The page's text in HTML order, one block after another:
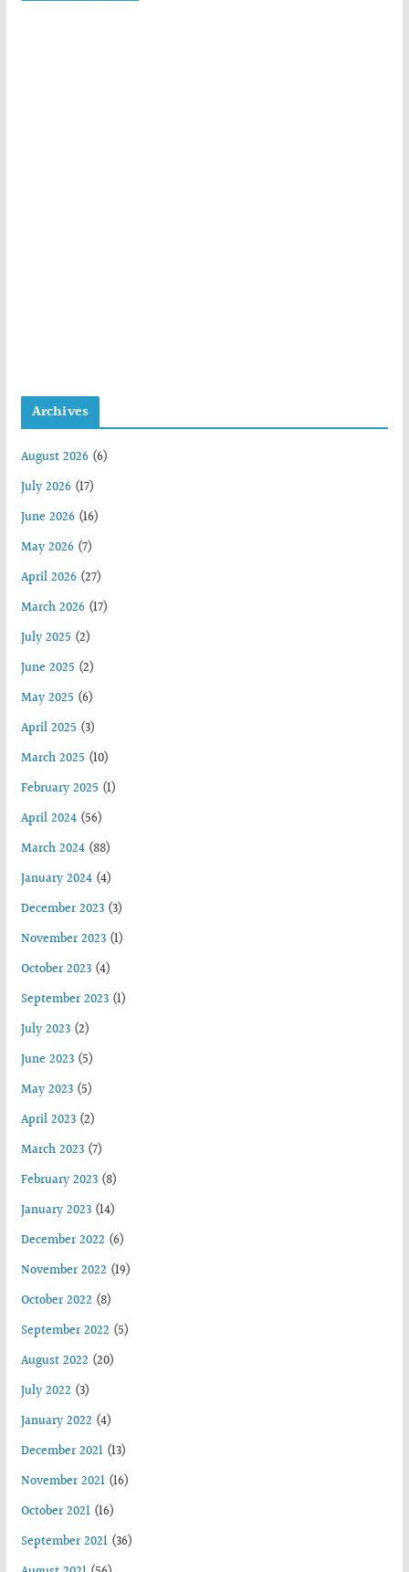
Archives
August 2026(6)
July 2026(17)
June 2026(16)
May 2026(7)
April 2026(27)
March 2026(17)
July 2025 (2)
June 2025 (2)
May 2025 (6)
April 2025 (3)
March 2025 (10)
February 2025 (1)
April 2024(56)
March 2024(88)
January 2024(4)
December 2023(3)
November 2023(1)
October 2023(4)
September 2023(1)
July 2023(2)
June 2023(5)
May 2023(5)
April 2023(2)
March 2023(7)
February 2023(8)
January 2023(14)
December 2022 (6)
November 2022 (19)
October 2022 (8)
September 2022 (5)
August 2022 (20)
July 2022 (3)
January 2022 (4)
December 2021(13)
November 2021(16)
October 2021(16)
September 2021(36)